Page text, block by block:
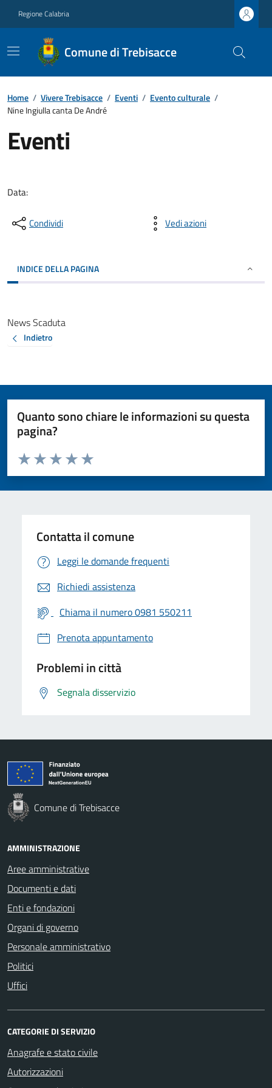
Regione Calabria
Comune di Trebisacce
Home / Vivere Trebisacce / Eventi / Evento culturale /
Nine Ingiulla canta De André
Eventi
Data:
Condividi Vedi azioni
INDICE DELLA PAGINA
News Scaduta
Indietro
Quanto sono chiare le informazioni su questa
pagina?
Valuta da 1 a 5 stelle la pagina
Valuta 5 stelle su 5
Valuta 4 stelle su 5
Valuta 3 stelle su 5
Valuta 2 stelle su 5
Valuta 1 stelle su 5
Contatta il comune
Leggi le domande frequenti
Richiedi assistenza
Chiama il numero 0981 550211
Prenota appuntamento
Problemi in città
Segnala disservizio
Comune di Trebisacce
AMMINISTRAZIONE
Aree amministrative
Documenti e dati
Enti e fondazioni
Organi di governo
Personale amministrativo
Politici
Uffici
CATEGORIE DI SERVIZIO
Anagrafe e stato civile
Autorizzazioni